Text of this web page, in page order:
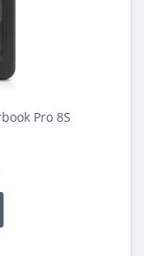
Pro 8S